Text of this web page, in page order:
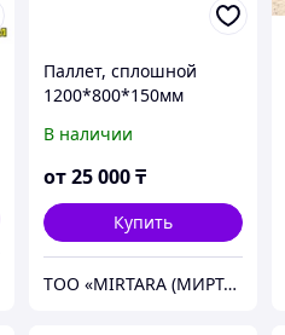
Паллет, сплошной
1200*800*150мм
В наличии
от 25 000 ₸
Купить
ТОО «MIRTARA (МИРТАРА)»